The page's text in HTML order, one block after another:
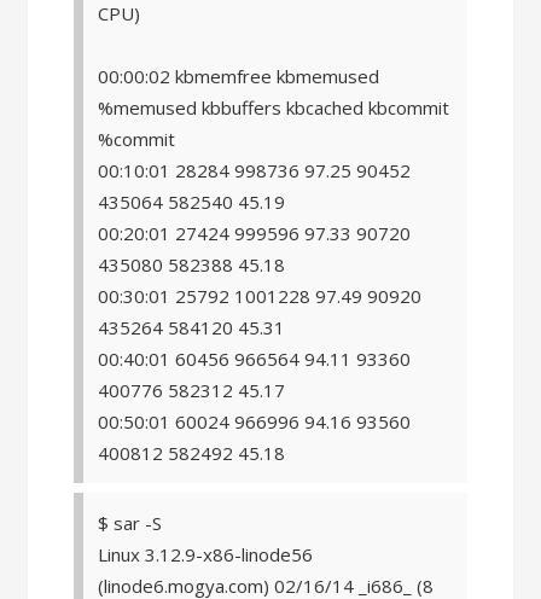
CPU)
00:00:02 kbmemfree kbmemused
%memused kbbuffers kbcached kbcommit
%commit
00:10:01 28284 998736 97.25 90452
435064 582540 45.19
00:20:01 27424 999596 97.33 90720
435080 582388 45.18
00:30:01 25792 1001228 97.49 90920
435264 584120 45.31
00:40:01 60456 966564 94.11 93360
400776 582312 45.17
00:50:01 60024 966996 94.16 93560
400812 582492 45.18
$ sar -S
Linux 3.12.9-x86-linode56
(linode6.mogya.com) 02/16/14 _i686_ (8